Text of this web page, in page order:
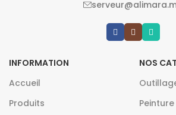
INFORMATION
Accueil
Produits
NOS
Peinture